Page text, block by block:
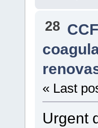
28
« Last
Urgent